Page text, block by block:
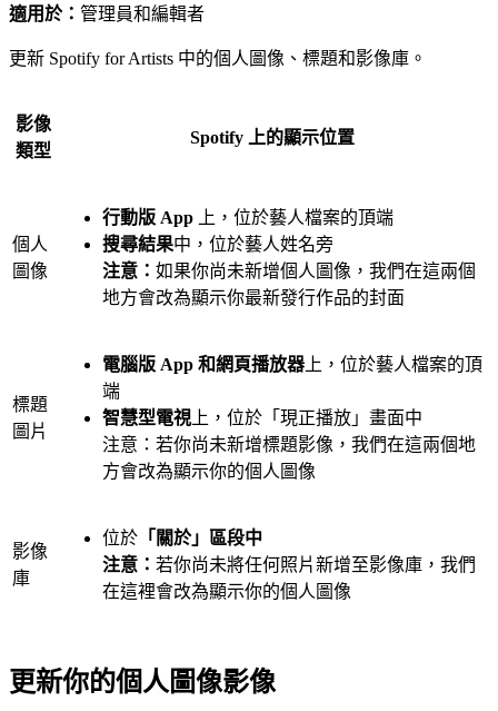
適用於： 管理員和編輯者
更新 Spotify for Artists 中的個人圖像、標題和影像庫。
影像
類型
Spotify 上的顯示位置
個人
圖像
行動版 App 上，位於藝人檔案的頂端
搜尋結果中，位於藝人姓名旁
注意： 如果你尚未新增個人圖像，我們在這兩個
地方會改為顯示你最新發行作品的封面
標題
圖片
電腦版 App 和網頁播放器 上，位於藝人檔案的頂
端
智慧型電視 上，位於「現正播放」畫面中
注意：若你尚未新增標題影像，我們在這兩個地
方會改為顯示你的個人圖像
影像
庫
位於 「關於」區段中
注意： 若你尚未將任何照片新增至影像庫，我們
在這裡會改為顯示你的個人圖像
更新你的個人圖像影像